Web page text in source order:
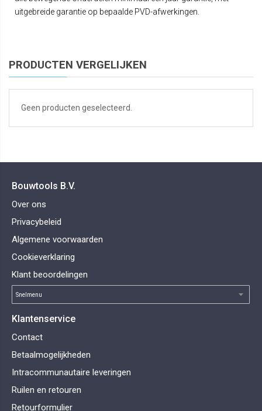
uitgebreide garantie op bepaalde PVD-afwerkingen.
PRODUCTEN VERGELIJKEN
Geen producten geselecteerd.
Bouwtools B.V.
Over ons
Privacybeleid
Algemene voorwaarden
Cookieverklaring
Klant beoordelingen
Klantenservice
Contact
Betaalmogelijkheden
Intracommunautaire leveringen
Ruilen en retouren
Retourformulier